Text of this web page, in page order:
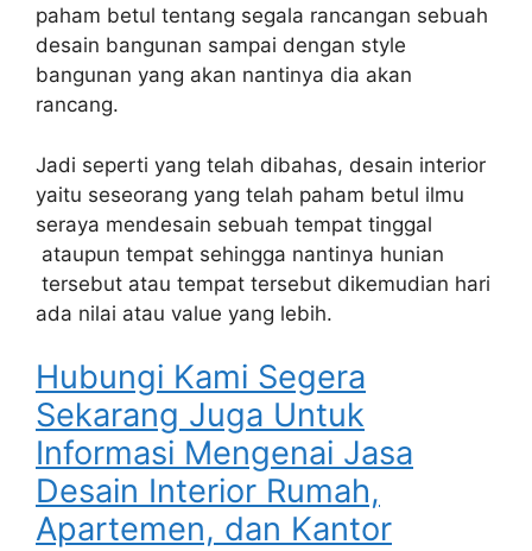
paham betul tentang segala rancangan sebuah
desain bangunan sampai dengan style
bangunan yang akan nantinya dia akan
rancang.
Jadi seperti yang telah dibahas, desain interior
yaitu seseorang yang telah paham betul ilmu
seraya mendesain sebuah tempat tinggal
ataupun tempat sehingga nantinya hunian
tersebut atau tempat tersebut dikemudian hari
ada nilai atau value yang lebih.
Hubungi Kami Segera
Sekarang Juga Untuk
Informasi Mengenai Jasa
Desain Interior Rumah,
Apartemen, dan Kantor